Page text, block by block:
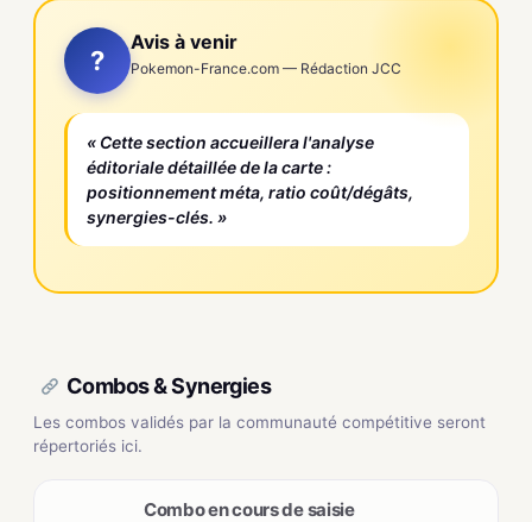
?
Avis à venir
Pokemon-France.com — Rédaction JCC
« Cette section accueillera l'analyse
éditoriale détaillée de la carte :
positionnement méta, ratio coût/dégâts,
synergies-clés. »
Combos & Synergies
Les combos validés par la communauté compétitive seront
répertoriés ici.
Combo en cours de saisie